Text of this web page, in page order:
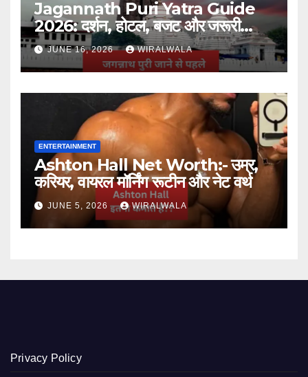
Jagannath Puri Yatra Guide
2026: दर्शन, होटल, बजट और जरूरी
जानकारी
JUNE 16, 2026 WIRALWALA
ENTERTAINMENT
Ashton Hall Net Worth:- उम्र,
करियर, वायरल मॉर्निंग रूटीन और नेट वर्थ
JUNE 5, 2026 WIRALWALA
Privacy Policy